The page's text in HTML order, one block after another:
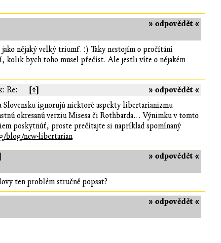
» odpovědět «
nějaký velký triumf. :) Taky nestojím o pročítání
kolik bych toho musel přečíst. Ale jestli víte o nějakém
» odpovědět «
Re: [↑]
ignorujú niektoré aspekty libertarianizmu
okresanú verziu Misesa či Rothbarda... Výnimku v tomto
poskytnúť, proste prečítajte si napríklad spomínaný
blog/new-libertarian
» odpovědět «
ten problém stručně popsat?
» odpovědět «